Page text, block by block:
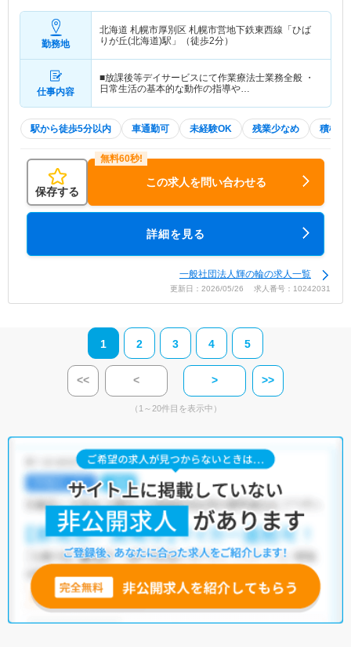
勤務地
北海道 札幌市厚別区 札幌市営地下鉄東西線「ひば
りが丘(北海道)駅」（徒歩2分）
仕事内容
■放課後等デイサービスにて作業療法士業務全般 ・
日常生活の基本的な動作の指導や…
駅から徒歩5分以内 車通勤可 未経験OK 残業少なめ 積極採
保存する
この求人を問い合わせる
詳細を見る
一般社団法人輝の輪の求人一覧
更新日：2026/05/26 求人番号：10242031
1 2 3 4 5
<< < > >>
（1～20件目を表示中）